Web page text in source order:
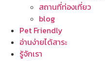
สถานที่ท่องเที่ยว
blog
Pet Friendly
อ่านง่ายได้สาระ
รู้จักเรา